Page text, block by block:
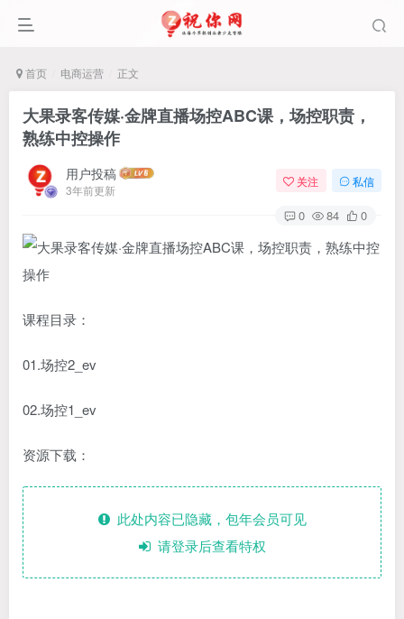
首页 电商运营 正文
大果录客传媒·金牌直播场控ABC课，场控职责，
熟练中控操作
用户投稿
3年前更新
关注 私信
0 84 0
课程目录：
01.场控2_ev
02.场控1_ev
资源下载：
此处内容已隐藏，包年会员可见
请登录后查看特权